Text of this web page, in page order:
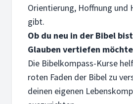
Orientierung, Hoffnung und
gibt.
Ob du neu in der Bibel
Glauben vertiefen
Die Bibelkompass-Kurse
roten Faden der Bibel zu
deinen eigenen